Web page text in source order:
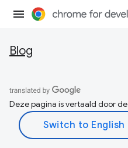
Blog
Deze pagina is vertaald door de